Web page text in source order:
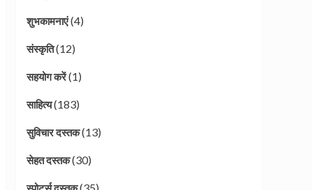
शुभकामनाएं(4)
संस्कृति(12)
सहयोग करें(1)
साहित्य(183)
सुविचार दस्तक(13)
सेहत दस्तक(30)